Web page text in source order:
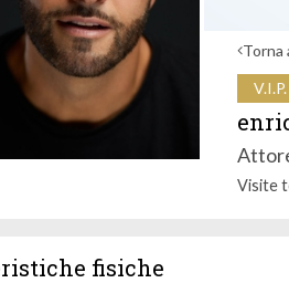
Torna
V.I.P.
Visite
fisiche